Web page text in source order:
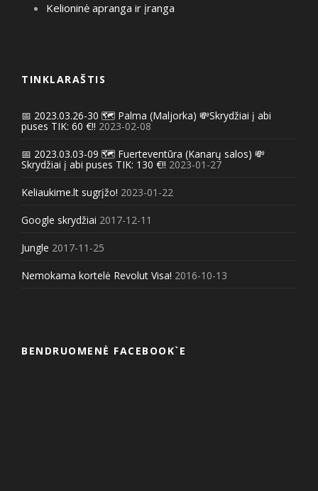
Kelioninė apranga ir įranga
TINKLARAŠTIS
📅 2023.03.26-30 🗺️ Palma (Maljorka) 💸Skrydžiai į abi
puses TIK: 60 €!! 2023-02-08
📅 2023.03.03-09 🗺️ Fuerteventūra (Kanarų salos) 💸
Skrydžiai į abi puses TIK: 130 €!! 2023-01-27
Keliaukime.lt sugrįžo! 2023-01-22
Google skrydžiai 2017-12-11
Jungle 2017-11-25
Nemokama kortelė Revolut Visa! 2016-10-13
BENDRUOMENĖ FACEBOOK`E